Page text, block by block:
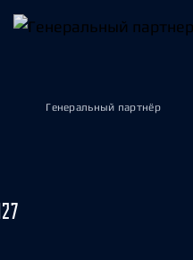
Генеральный партнёр